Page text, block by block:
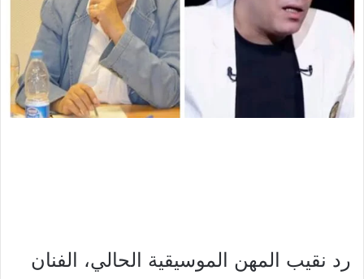
رد نقيب المهن الموسيقية الحالي، الفنان